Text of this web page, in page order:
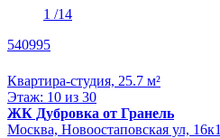
1 /14
540995
Квартира-студия, 25.7 м²
Этаж: 10 из 30
ЖК Дубровка от Гранель
Москва, Новоостаповская ул, 16к1